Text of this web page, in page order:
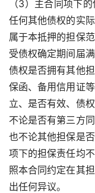
（3）主合同项下
任何其他债权的实
属于本抵押的担保
受债权确定期间届
债权是否拥有其他
保函、备用信用证
立、是否有效、债
不论是否有第三方
也不论其他担保是
项下的担保责任均
照本合同约定在其
出任何异议。